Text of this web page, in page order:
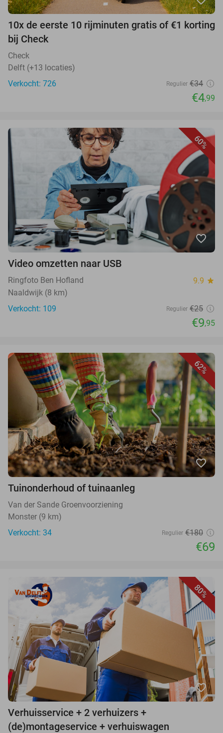
10x de eerste 10 rijminuten gratis of €1 korting
bij Check
Check
Delft (+13 locaties)
Verkocht: 726
Regulier €34
€4,99
60%
favorite_border
Video omzetten naar USB
Ringfoto Ben Hofland 9.9 star
Naaldwijk (8 km)
Verkocht: 109
Regulier €25
€9,95
62%
favorite_border
Tuinonderhoud of tuinaanleg
Van der Sande Groenvoorziening
Monster (9 km)
Verkocht: 34
Regulier €180
€69
80%
favorite_border
Verhuisservice + 2 verhuizers +
(de)montageservice + verhuiswagen